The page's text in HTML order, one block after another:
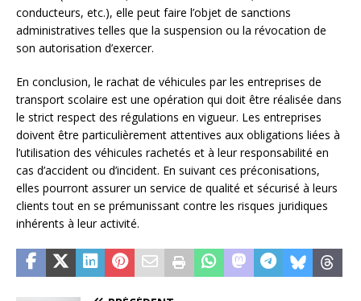
conducteurs, etc.), elle peut faire l’objet de sanctions
administratives telles que la suspension ou la révocation de
son autorisation d’exercer.
En conclusion, le rachat de véhicules par les entreprises de
transport scolaire est une opération qui doit être réalisée dans
le strict respect des régulations en vigueur. Les entreprises
doivent être particulièrement attentives aux obligations liées à
l’utilisation des véhicules rachetés et à leur responsabilité en
cas d’accident ou d’incident. En suivant ces préconisations,
elles pourront assurer un service de qualité et sécurisé à leurs
clients tout en se prémunissant contre les risques juridiques
inhérents à leur activité.